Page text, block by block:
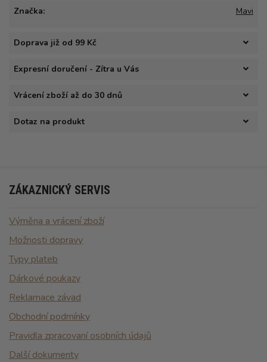
Značka: Mavi
Doprava již od 99 Kč
Expresní doručení - Zítra u Vás
Vrácení zboží až do 30 dnů
Dotaz na produkt
ZÁKAZNICKÝ SERVIS
Výměna a vrácení zboží
Možnosti dopravy
Typy plateb
Dárkové poukazy
Reklamace závad
Obchodní podmínky
Pravidla zpracovaní osobních údajů
Další dokumenty